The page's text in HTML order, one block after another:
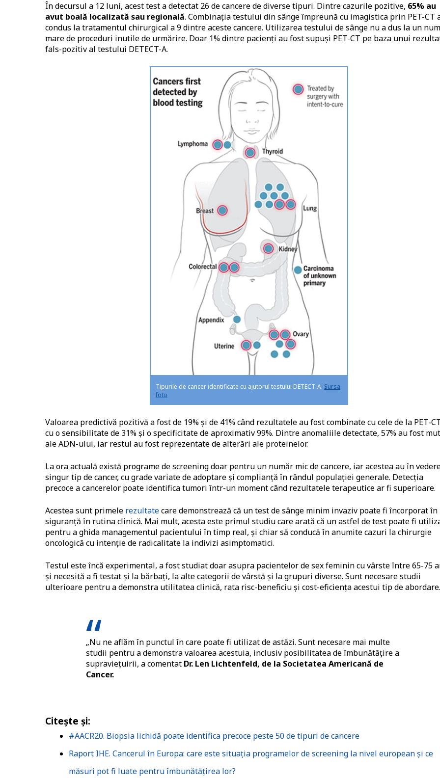
În decursul a 12 luni, acest test a detectat 26 de cancere de diverse tipuri. Dintre cazurile pozitive, 65% au
avut boală localizată sau regională. Combinația testului din sânge împreună cu imagistica prin PET-CT
condus la tratamentul chirurgical a 9 dintre aceste cancere. Utilizarea testului de sânge nu a dus la un
mare de proceduri inutile de urmărire. Doar 1% dintre pacienți au fost supuși PET-CT pe baza unui
fals-pozitiv al testului DETECT-A.
Tipurile de cancer identificate cu ajutorul testului DETECT-A. Sursa
foto
Valoarea predictivă pozitivă a fost de 19% și de 41% când rezultatele au fost combinate cu cele de la PET-
cu o sensibilitate de 31% și o specificitate de aproximativ 99%. Dintre anomaliile detectate, 57% au fost
ale ADN-ului, iar restul au fost reprezentate de alterări ale proteinelor.
La ora actuală există programe de screening doar pentru un număr mic de cancere, iar acestea au în
singur tip de cancer, cu grade variate de adoptare și complianță în rândul populației generale. Detecția
precoce a cancerelor poate identifica tumori într-un moment când rezultatele terapeutice ar fi superioare.
Acestea sunt primele rezultatecare demonstrează că un test de sânge minim invaziv poate fi încorporat în
siguranță în rutina clinică. Mai mult, acesta este primul studiu care arată că un astfel de test poate fi
pentru a ghida managementul pacientului în timp real, și chiar să conducă în anumite cazuri la chirurgie
oncologică cu intenție de radicalitate la indivizi asimptomatici.
Testul este încă experimental, a fost studiat doar asupra pacientelor de sex feminin cu vârste între 65-75
și necesită a fi testat și la bărbați, la alte categorii de vârstă și la grupuri diverse. Sunt necesare studii
ulterioare pentru a demonstra utilitatea clinică, rata risc-beneficiu și cost-eficiența acestui tip de abordare.
„Nu ne aflăm în punctul în care poate fi utilizat de astăzi. Sunt necesare mai multe
studii pentru a demonstra valoarea acestuia, inclusiv posibilitatea de îmbunătățire a
supraviețuirii, a comentat Dr. Len Lichtenfeld, de la Societatea Americană de
Cancer.
Citește și:
#AACR20. Biopsia lichidă poate identifica precoce peste 50 de tipuri de cancere
Raport IHE. Cancerul în Europa: care este situația programelor de screening la nivel european și ce
măsuri pot fi luate pentru îmbunătățirea lor?